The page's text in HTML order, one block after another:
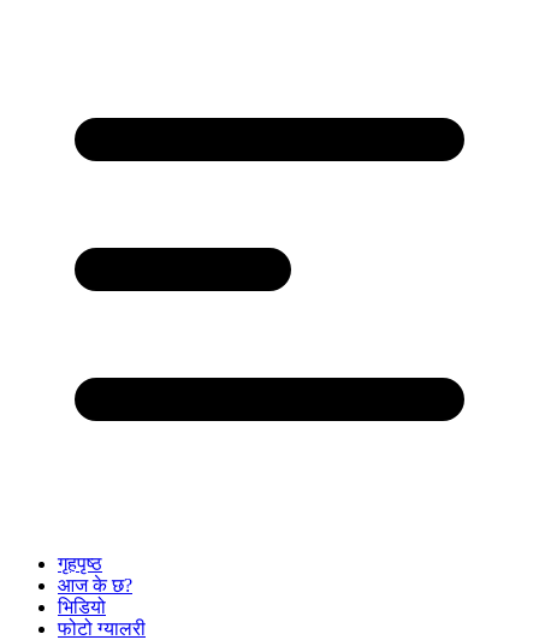
गृहपृष्ठ
आज के छ?
भिडियो
फोटो ग्यालरी